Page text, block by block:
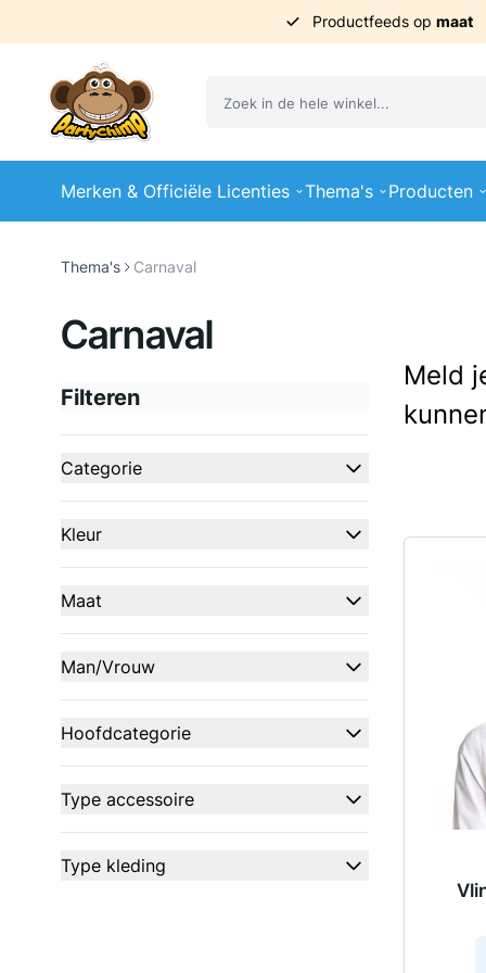
Productfeeds op maat
Merken & Officiële Licenties Thema's Producten
Thema's Carnaval
Carnaval
Filteren
Doorgaan naar productlijst
Categorie
Kleur
Maat
Man/Vrouw
Hoofdcategorie
Type accessoire
Type kleding
Meld